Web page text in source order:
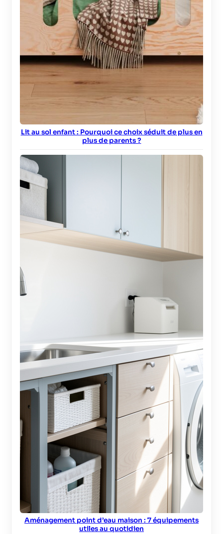
Lit au sol enfant : Pourquoi ce choix séduit de plus en
plus de parents ?
Aménagement point d’eau maison : 7 équipements
utiles au quotidien